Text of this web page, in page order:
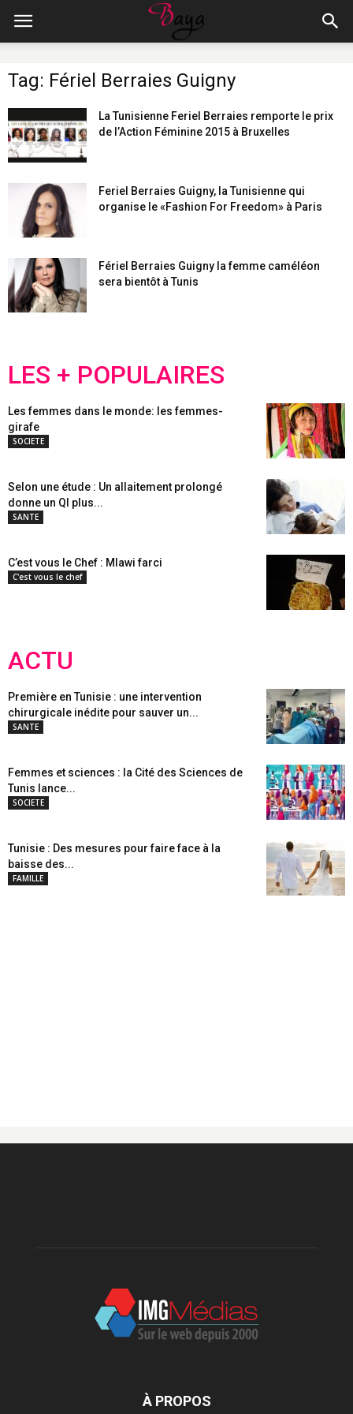
Tag: Fériel Berraies Guigny
La Tunisienne Feriel Berraies remporte le prix
de l’Action Féminine 2015 à Bruxelles
Feriel Berraies Guigny, la Tunisienne qui
organise le «Fashion For Freedom» à Paris
Fériel Berraies Guigny la femme caméléon
sera bientôt à Tunis
LES + POPULAIRES
Les femmes dans le monde: les femmes-
girafe
SOCIETE
Selon une étude : Un allaitement prolongé
donne un QI plus...
SANTE
C’est vous le Chef : Mlawi farci
C'est vous le chef
ACTU
Première en Tunisie : une intervention
chirurgicale inédite pour sauver un...
SANTE
Femmes et sciences : la Cité des Sciences de
Tunis lance...
SOCIETE
Tunisie : Des mesures pour faire face à la
baisse des...
FAMILLE
À PROPOS